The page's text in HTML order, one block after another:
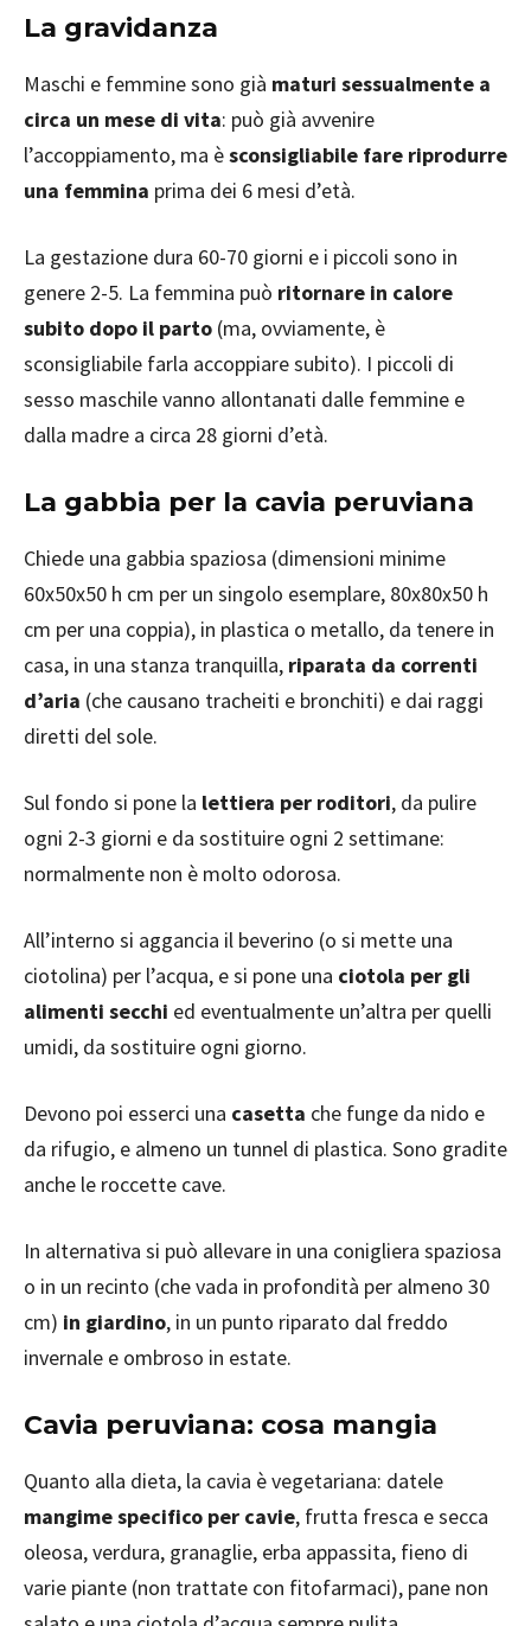
La gravidanza
Maschi e femmine sono già maturi sessualmente a
circa un mese di vita: può già avvenire
l’accoppiamento, ma èsconsigliabile fare riprodurre
una femmina prima dei 6 mesi d’età.
La gestazione dura 60-70 giorni e i piccoli sono in
genere 2-5. La femmina può ritornare in calore
subito dopo il parto (ma, ovviamente, è
sconsigliabile farla accoppiare subito). I piccoli di
sesso maschile vanno allontanati dalle femmine e
dalla madre a circa 28 giorni d’età.
La gabbia per la cavia peruviana
Chiede una gabbia spaziosa (dimensioni minime
60x50x50 h cm per un singolo esemplare, 80x80x50 h
cm per una coppia), in plastica o metallo, da tenere in
casa, in una stanza tranquilla, riparata da correnti
d’aria (che causano tracheiti e bronchiti) e dai raggi
diretti del sole.
Sul fondo si pone la lettiera per roditori, da pulire
ogni 2-3 giorni e da sostituire ogni 2 settimane:
normalmente non è molto odorosa.
All’interno si aggancia il beverino (o si mette una
ciotolina) per l’acqua, e si pone una ciotola per gli
alimenti secchi ed eventualmente un’altra per quelli
umidi, da sostituire ogni giorno.
Devono poi esserci una casetta che funge da nido e
da rifugio, e almeno un tunnel di plastica. Sono gradite
anche le roccette cave.
In alternativa si può allevare in una conigliera spaziosa
o in un recinto (che vada in profondità per almeno 30
cm) in giardino, in un punto riparato dal freddo
invernale e ombroso in estate.
Cavia peruviana: cosa mangia
Quanto alla dieta, la cavia è vegetariana: datele
mangime specifico per cavie, frutta fresca e secca
oleosa, verdura, granaglie, erba appassita, fieno di
varie piante (non trattate con fitofarmaci), pane non